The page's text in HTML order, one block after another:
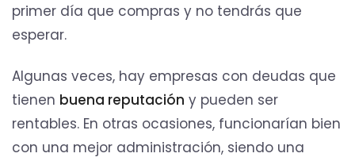
primer día que compras y no tendrás que
esperar.
Algunas veces, hay empresas con deudas que
tienen buena reputación y pueden ser
rentables. En otras ocasiones, funcionarían bien
con una mejor administración, siendo una